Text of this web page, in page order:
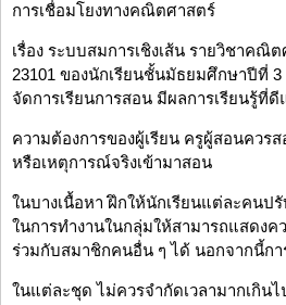
การเชื่อมโยงทางคณิตศาสตร์
เรื่อง ระบบสมการเชิงเส้น รายวิชาคณิ
23101 ของนักเรียนชั้นมัธยมศึกษาปีที่
จัดการเรียนการสอน มีผลการเรียนรู้ที่
ความต้องการของผู้เรียน ครูผู้สอนควร
หรือเหตุการณ์จริงเข้ามาสอน
ในบางเนื้อหา ฝึกให้นักเรียนแต่ละคนป
ในการทำงานในกลุ่มให้สามารถแสดง
ร่วมกับสมาชิกคนอื่น ๆ ได้ นอกจากนี้กา
ในแต่ละชุด ไม่ควรจำกัดเวลามากเกิน